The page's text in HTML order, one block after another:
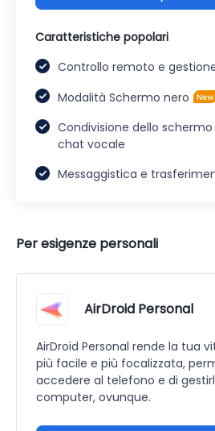
Caratteristiche popolari
Controllo remoto e
Modalità Schermo nero
Condivisione dello
chat vocale
Messaggistica e
Per esigenze personali
AirDroid Personal
AirDroid Personal rende la tua
più facile e più focalizzata,
accedere al telefono e di
computer, ovunque.